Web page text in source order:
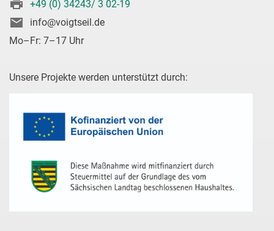
+49 (0) 34243/ 3 02-19
info@voigtseil.de
Mo–Fr: 7–17 Uhr
Unsere Projekte werden unterstützt durch: